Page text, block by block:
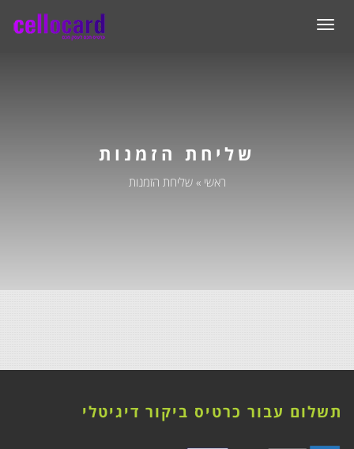
תפריט
שליחת הזמנות
ראשי » שליחת הזמנות
תשלום עבור כרטיס ביקור דיגיטלי